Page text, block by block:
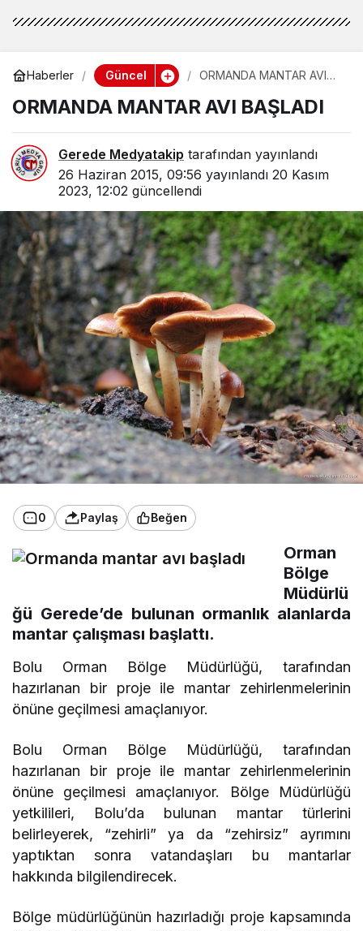
Haberler Güncel
ORMANDA MANTAR AVI
ORMANDA MANTAR AVI BAŞLADI
Gerede Medyatakip tarafından yayınlandı
26 Haziran 2015, 09:56 yayınlandı 20 Kasım
2023, 12:02 güncellendi
0 Paylaş Beğen
Orman
Bölge
Müdürlü
ğü Gerede’de bulunan ormanlık alanlarda
mantar çalışması başlattı.
Bolu Orman Bölge Müdürlüğü, tarafından
hazırlanan bir proje ile mantar zehirlenmelerinin
önüne geçilmesi amaçlanıyor.
Bolu Orman Bölge Müdürlüğü, tarafından
hazırlanan bir proje ile mantar zehirlenmelerinin
önüne geçilmesi amaçlanıyor. Bölge Müdürlüğü
yetkilileri, Bolu’da bulunan mantar türlerini
belirleyerek, “zehirli” ya da “zehirsiz” ayrımını
yaptıktan sonra vatandaşları bu mantarlar
hakkında bilgilendirecek.
Bölge müdürlüğünün hazırladığı proje kapsamında